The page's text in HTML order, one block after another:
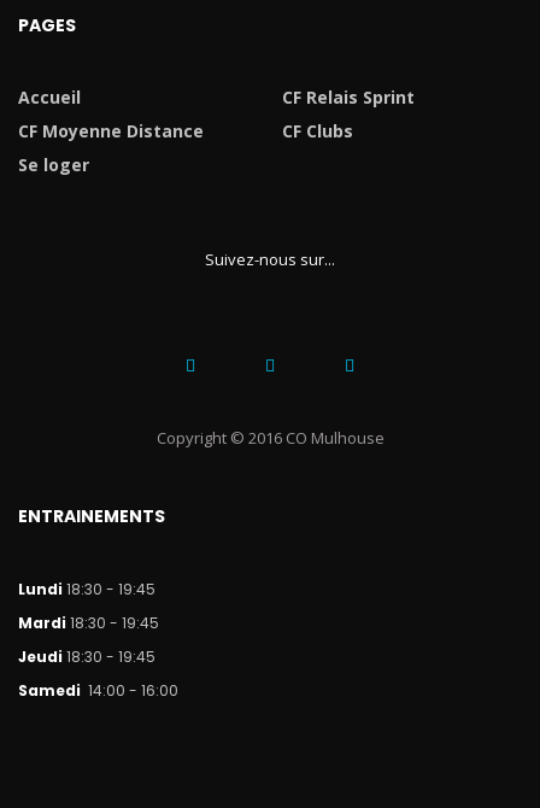
PAGES
Accueil
CF Relais Sprint
CF Moyenne Distance
CF Clubs
Se loger
Suivez-nous sur...
Copyright © 2016 CO Mulhouse
ENTRAINEMENTS
Lundi 18:30 - 19:45
Mardi 18:30 - 19:45
Jeudi 18:30 - 19:45
Samedi 14:00 - 16:00